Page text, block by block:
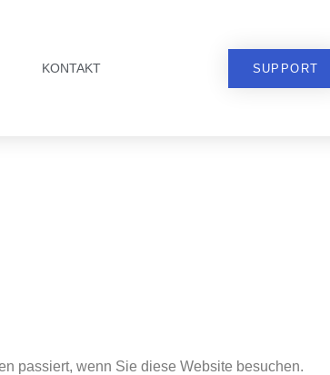
KONTAKT SUPPORT
passiert, wenn Sie diese Website besuchen.